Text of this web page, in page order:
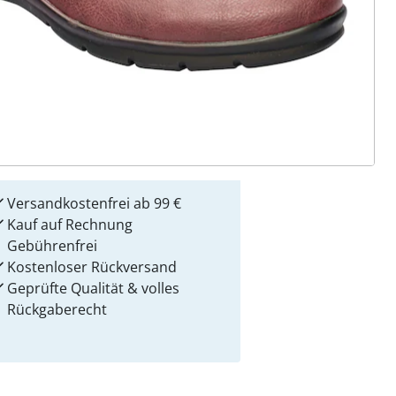
Versandkostenfrei ab 99 €
Kauf auf Rechnung
Gebührenfrei
Kostenloser Rückversand
Geprüfte Qualität & volles
Rückgaberecht